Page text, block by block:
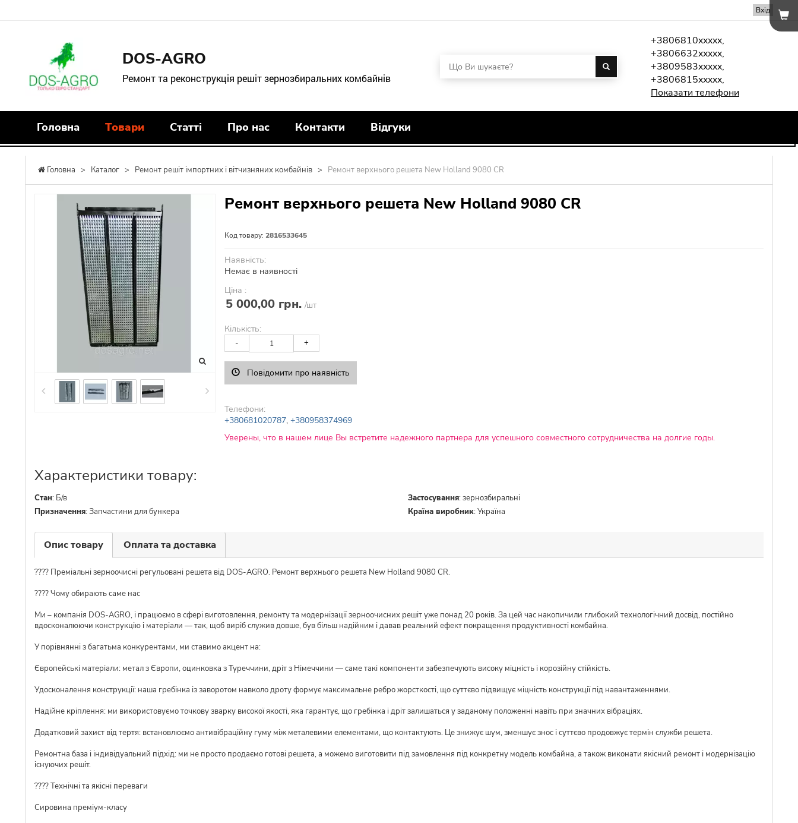
Вхід
DOS-AGRO
Ремонт та реконструкція решіт зернозбиральних комбайнів
+3806810xxxxx,
+3806632xxxxx,
+3809583xxxxx,
+3806815xxxxx,
Показати телефони
Головна Товари Статті Про нас Контакти Відгуки
Головна > Каталог > Ремонт решіт імпортних і вітчизняних комбайнів > Ремонт верхнього решета New Holland 9080 CR
Ремонт верхнього решета New Holland 9080 CR
Код товару: 2816533645
Наявність:
Немає в наявності
Ціна :
5 000,00 грн. /шт
Кількість:
- +
Повідомити про наявність
Телефони:
+380681020787, +380958374969
Уверены, что в нашем лице Вы встретите надежного партнера для успешного совместного сотрудничества на долгие годы.
Характеристики товару:
Стан: Б/в Застосування:зернозбиральні
Призначення:Запчастини для бункера Країна виробник:Україна
Опис товару Оплата та доставка
???? Преміальні зерноочисні регульовані решета від DOS-AGRO. Ремонт верхнього решета New Holland 9080 CR.
???? Чому обирають саме нас
Ми – компанія DOS-AGRO, і працюємо в сфері виготовлення, ремонту та модернізації зерноочисних решіт уже понад 20 років. За цей час накопичили глибокий технологічний досвід, постійно
вдосконалюючи конструкцію і матеріали — так, щоб виріб служив довше, був більш надійним і давав реальний ефект покращення продуктивності комбайна.
У порівнянні з багатьма конкурентами, ми ставимо акцент на:
Європейські матеріали: метал з Європи, оцинковка з Туреччини, дріт з Німеччини — саме такі компоненти забезпечують високу міцність і корозійну стійкість.
Удосконалення конструкції: наша гребінка із заворотом навколо дроту формує максимальне ребро жорсткості, що суттєво підвищує міцність конструкції під навантаженнями.
Надійне кріплення: ми використовуємо точкову зварку високої якості, яка гарантує, що гребінка і дріт залишаться у заданому положенні навіть при значних вібраціях.
Додатковий захист від тертя: встановлюємо антивібраційну гуму між металевими елементами, що контактують. Це знижує шум, зменшує знос і суттєво продовжує термін служби решета.
Ремонтна база і індивідуальний підхід: ми не просто продаємо готові решета, а можемо виготовити під замовлення під конкретну модель комбайна, а також виконати якісний ремонт і модернізацію
існуючих решіт.
???? Технічні та якісні переваги
Сировина преміум-класу